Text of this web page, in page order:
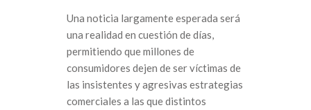
Una noticia largamente esperada será
una realidad en cuestión de días,
permitiendo que millones de
consumidores dejen de ser víctimas de
las insistentes y agresivas estrategias
comerciales a las que distintos